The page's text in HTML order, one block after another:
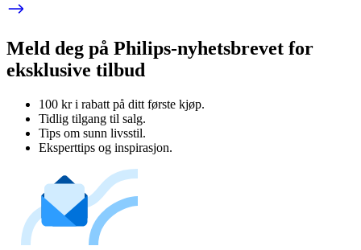
Meld deg på Philips-nyhetsbrevet for
eksklusive tilbud
100 kr i rabatt på ditt første kjøp.
Tidlig tilgang til salg.
Tips om sunn livsstil.
Eksperttips og inspirasjon.